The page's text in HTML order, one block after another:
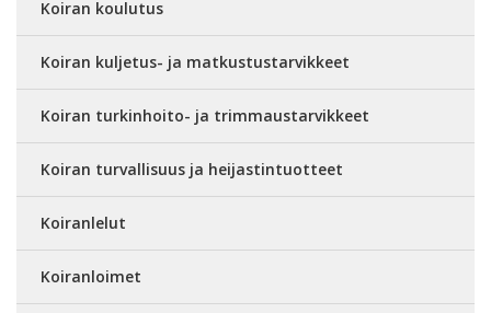
Koiran koulutus
Koiran kuljetus- ja matkustustarvikkeet
Koiran turkinhoito- ja trimmaustarvikkeet
Koiran turvallisuus ja heijastintuotteet
Koiranlelut
Koiranloimet